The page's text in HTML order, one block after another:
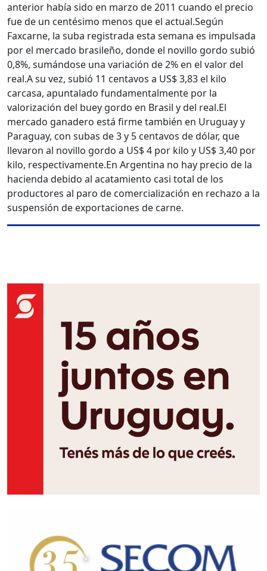
anterior había sido en marzo de 2011 cuando el precio
fue de un centésimo menos que el actual.Según
Faxcarne, la suba registrada esta semana es impulsada
por el mercado brasileño, donde el novillo gordo subió
0,8%, sumándose una variación de 2% en el valor del
real.A su vez, subió 11 centavos a US$ 3,83 el kilo
carcasa, apuntalado fundamentalmente por la
valorización del buey gordo en Brasil y del real.El
mercado ganadero está firme también en Uruguay y
Paraguay, con subas de 3 y 5 centavos de dólar, que
llevaron al novillo gordo a US$ 4 por kilo y US$ 3,40 por
kilo, respectivamente.En Argentina no hay precio de la
hacienda debido al acatamiento casi total de los
productores al paro de comercialización en rechazo a la
suspensión de exportaciones de carne.